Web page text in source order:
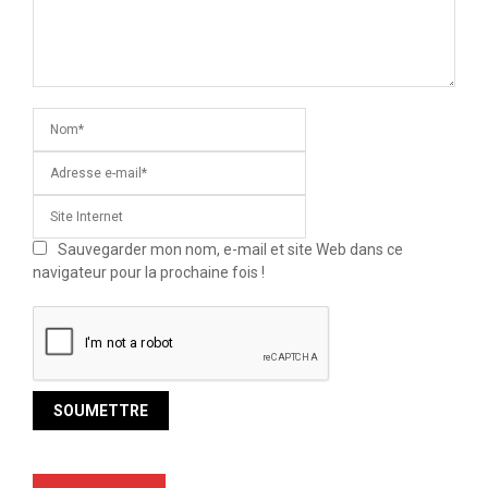
Sauvegarder mon nom, e-mail et site Web dans ce
navigateur pour la prochaine fois !